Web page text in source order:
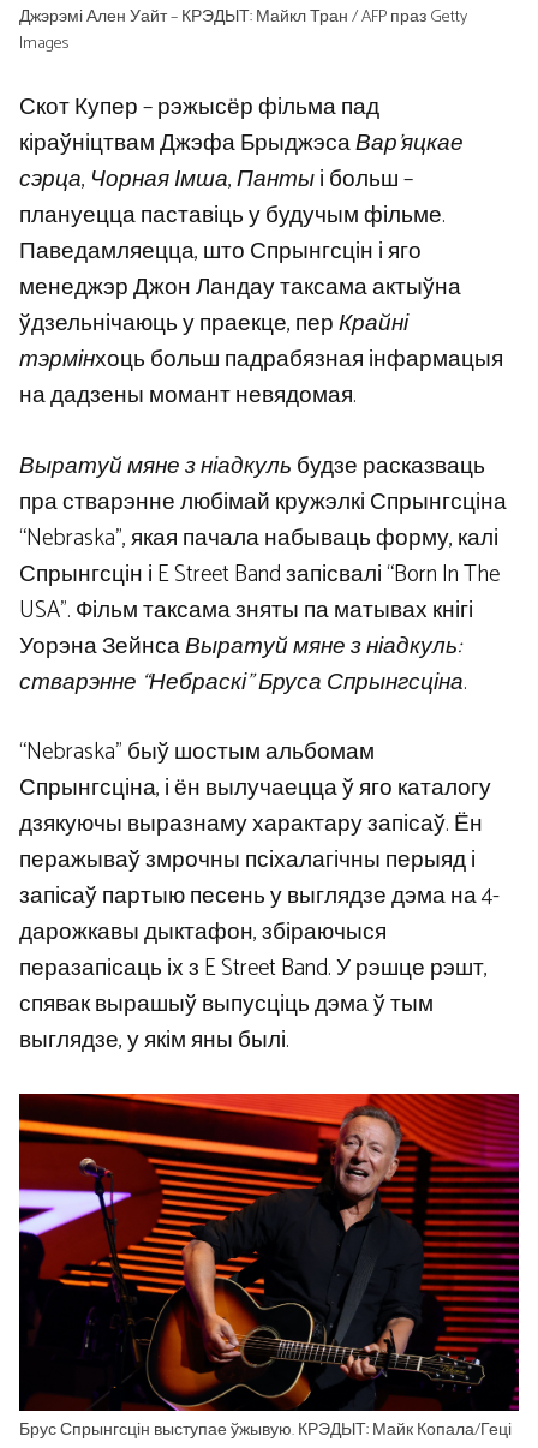
Джэрэмі Ален Уайт – КРЭДЫТ: Майкл Тран / AFP праз Getty
Images
Скот Купер – рэжысёр фільма пад
кіраўніцтвам Джэфа БрыджэсаВар'яцкае
сэрца, Чорная Імша,Пантыі больш –
плануецца паставіць у будучым фільме.
Паведамляецца, што Спрынгсцін і яго
менеджэр Джон Ландау таксама актыўна
ўдзельнічаюць у праекце, перКрайні
тэрмінхоць больш падрабязная інфармацыя
на дадзены момант невядомая.
Выратуй мяне з ніадкульбудзе расказваць
пра стварэнне любімай кружэлкі Спрынгсціна
“Nebraska”, якая пачала набываць форму, калі
Спрынгсцін і E Street Band запісвалі “Born In The
USA”. Фільм таксама зняты па матывах кнігі
Уорэна ЗейнсаВыратуй мяне з ніадкуль:
стварэнне “Небраскі” Бруса Спрынгсціна.
“Nebraska” быў шостым альбомам
Спрынгсціна, і ён вылучаецца ў яго каталогу
дзякуючы выразнаму характару запісаў. Ён
перажываў змрочны псіхалагічны перыяд і
запісаў партыю песень у выглядзе дэма на 4-
дарожкавы дыктафон, збіраючыся
перазапісаць іх з E Street Band. У рэшце рэшт,
спявак вырашыў выпусціць дэма ў тым
выглядзе, у якім яны былі.
Брус Спрынгсцін выступае ўжывую. КРЭДЫТ: Майк Копала/Геці